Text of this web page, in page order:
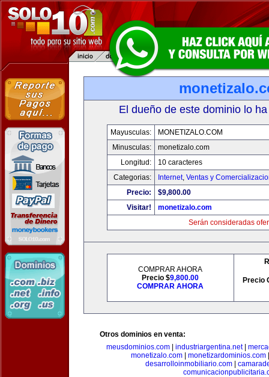
El dueño de este dominio lo
Mayusculas:
MONETIZALO.COM
Minusculas:
monetizalo.com
Longitud:
10 caracteres
Categorias:
Internet, Ventas y
Precio:
$9,800.00
Visitar!
monetizalo.com
Serán consideradas
COMPRAR AHORA
Precio $9,800.00
COMPRAR AHORA
Precio
Otros dominios en venta:
meusdominios.com| industriargentina.net|
monetizalo.com| monetizardominios.com
desarrolloinmobiliario.com